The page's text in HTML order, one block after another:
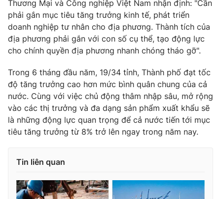
Liên hệ quảng cáo:
024-7300.7108
thuận bằng văn bản. Ghi rõ nguồn VTV.vn khi phát hành lại
thông tin từ website này.
Thương Mại và Công nghiệp Việt Nam nhận định: "Cần
phải gắn mục tiêu tăng trưởng kinh tế, phát triển
doanh nghiệp tư nhân cho địa phương. Thành tích của
địa phương phải gắn với con số cụ thể, tạo động lực
cho chính quyền địa phương nhanh chóng tháo gỡ".
Trong 6 tháng đầu năm, 19/34 tỉnh, Thành phố đạt tốc
độ tăng trưởng cao hơn mức bình quân chung của cả
nước. Cùng với việc chủ động thâm nhập sâu, mở rộng
vào các thị trưởng và đa dạng sản phẩm xuất khẩu sẽ
là những động lực quan trọng để cả nước tiến tới mục
tiêu tăng trưởng từ 8% trở lên ngay trong năm nay.
Tin liên quan